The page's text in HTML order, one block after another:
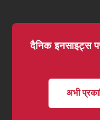
दैनिक इनसाइट्स
अभी